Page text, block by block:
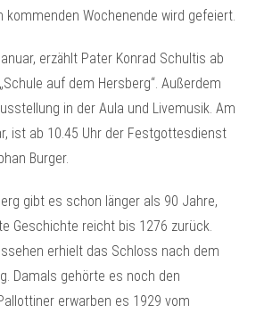
kommenden Wochenende wird gefeiert.
erzählt Pater Konrad Schultis ab
auf dem Hersberg“. Außerdem
in der Aula und Livemusik. Am
ist ab 10.45 Uhr der Festgottesdienst
Burger.
gibt es schon länger als 90 Jahre,
Geschichte reicht bis 1276 zurück.
erhielt das Schloss nach dem
Damals gehörte es noch den
erwarben es 1929 vom